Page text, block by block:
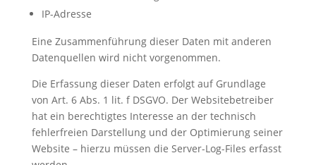
IP-Adresse
Eine Zusammenführung dieser Daten mit anderen
Datenquellen wird nicht vorgenommen.
Die Erfassung dieser Daten erfolgt auf Grundlage
von Art. 6 Abs. 1 lit. f DSGVO. Der Websitebetreiber
hat ein berechtigtes Interesse an der technisch
fehlerfreien Darstellung und der Optimierung seiner
Website – hierzu müssen die Server-Log-Files erfasst